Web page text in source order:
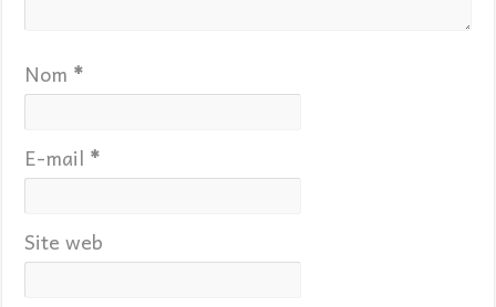
Nom *
E-mail *
Site web